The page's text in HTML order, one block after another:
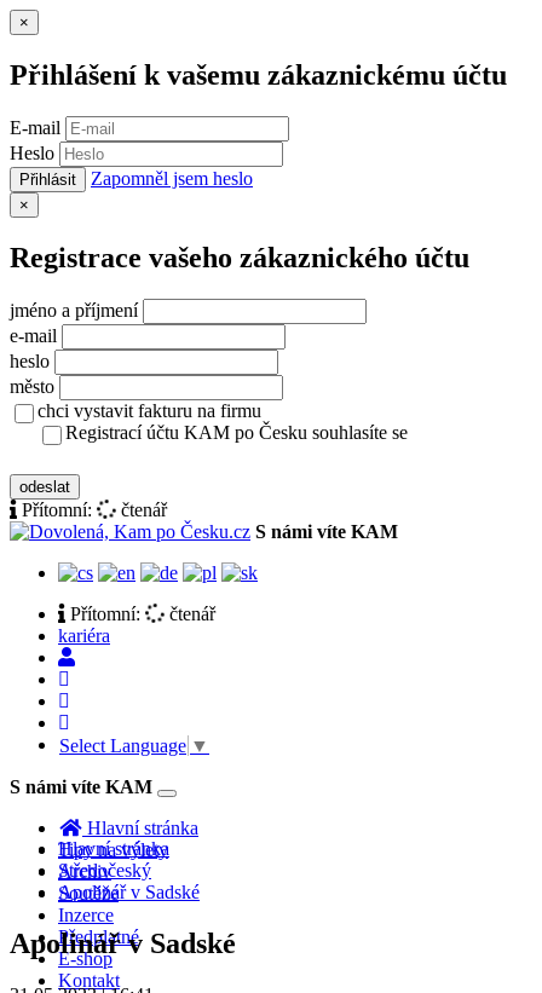
×
Přihlášení k vašemu zákaznickému účtu
E-mail
Heslo
Přihlásit Zapomněl jsem heslo
×
Registrace vašeho zákaznického účtu
jméno a příjmení
e-mail
heslo
město
chci vystavit fakturu na firmu
Registrací účtu KAM po Česku souhlasíte se
odeslat
Přítomní:
čtenář
S námi víte KAM
Přítomní:
čtenář
kariéra
Select Language ▼
S námi víte KAM
Toggle
navigation
Hlavní stránka
Tipy na výlety
Archiv
Soutěže
Inzerce
Předplatné
E-shop
Kontakt
Hlavní stránka
Středočeský
Apolinář v Sadské
Apolinář v Sadské